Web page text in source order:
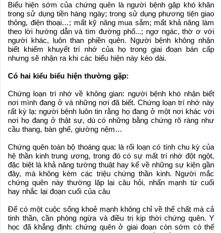
Biểu hiện sớm của chứng quên là người bệnh gặp khó khăn
trong sử dụng tiền hàng ngày; trong sử dụng phương tiện giao
thông, điện thoại…; mất kỹ năng mua sắm; mất khả năng làm
theo lời hướng dẫn và tìm đường phố...; ngơ ngác, thờ ơ với
người khác, luôn than phiền quên. Người bệnh không nhận
biết khiếm khuyết trí nhớ của họ trong giai đoạn bán cấp
nhưng sẽ nhận ra khi các biểu hiện này kéo dài.
Có hai kiểu biểu hiện thường gặp:
Chứng loạn trí nhớ về không gian: người bệnh khó nhận biết
nơi mình đang ở và những nơi đã biết. Chứng loạn trí nhớ này
rất kỳ lạ: người bệnh luôn tin rằng họ đang ở một nơi khác với
nơi họ đang ở thật sự, dù có những bằng chứng rõ ràng như
cầu thang, bàn ghế, giường nệm…
Chứng quên toàn bộ thoáng qua: là rối loạn có tính chu kỳ của
hệ thần kinh trung ương, trong đó có sự mất trí nhớ đột ngột,
đặc biệt là khả năng tường thuật hay kể về những sự kiện gần
đây, mà không kèm các triệu chứng thần kinh. Người mắc
chứng quên này thường lặp lại câu hỏi, nhấn mạnh từ cuối
hay nhắc lại đoạn cuối của câu
Để có một cuộc sống khoẻ mạnh không chỉ về thể chất mà cả
tinh thần, cần phòng ngừa và điều trị kịp thời chứng quên. Y
học đã khẳng định: chứng quên ở giai đoạn còn sớm có thể